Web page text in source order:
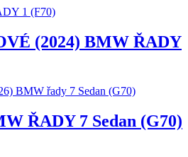
(2024) BMW ŘADY
ŘADY 7 Sedan (G70)